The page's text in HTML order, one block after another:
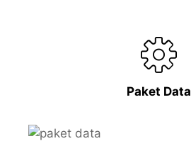
Paket Data